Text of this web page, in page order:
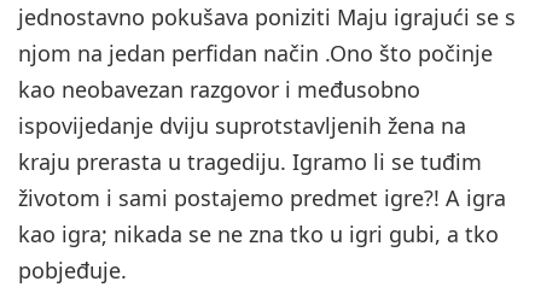
jednostavno pokušava poniziti Maju igrajući se s
njom na jedan perfidan način .Ono što počinje
kao neobavezan razgovor i međusobno
ispovijedanje dviju suprotstavljenih žena na
kraju prerasta u tragediju. Igramo li se tuđim
životom i sami postajemo predmet igre?! A igra
kao igra; nikada se ne zna tko u igri gubi, a tko
pobjeđuje.